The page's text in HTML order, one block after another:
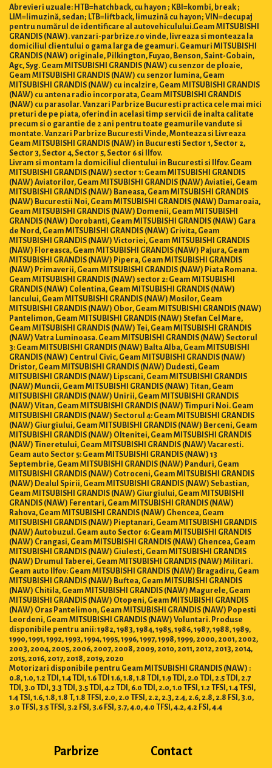
Abrevieri uzuale: HTB=hatchback, cu hayon ; KBI=kombi, break ;
LIM=limuzină, sedan; LTB=liftback, limuzină cu hayon; VIN=decupaj
pentru numărul de identificare al autovehiculului.Geam MITSUBISHI
GRANDIS (NAW). vanzari-parbrize.ro vinde, livreaza si monteaza la
domiciliul clientului o gama larga de geamuri. Geamuri MITSUBISHI
GRANDIS (NAW) originale, Pilkington, Fuyao, Benson, Saint-Gobain,
Agc, Syg. Geam MITSUBISHI GRANDIS (NAW) cu senzor de ploaie,
Geam MITSUBISHI GRANDIS (NAW) cu senzor lumina, Geam
MITSUBISHI GRANDIS (NAW) cu incalzire, Geam MITSUBISHI GRANDIS
(NAW) cu antena radio incorporata, Geam MITSUBISHI GRANDIS
(NAW) cu parasolar. Vanzari Parbrize Bucuresti practica cele mai mici
preturi de pe piata, oferind in acelasi timp servicii de inalta calitate
precum si o garantie de 2 ani pentru toate geamurile vandute si
montate. Vanzari Parbrize Bucuresti Vinde, Monteaza si Livreaza
Geam MITSUBISHI GRANDIS (NAW) in Bucuresti Sector 1, Sector 2,
Sector 3, Sector 4, Sector 5, Sector 6 si Ilfov.
Livram si montam la domiciliul clientului in Bucuresti si Ilfov. Geam
MITSUBISHI GRANDIS (NAW) sector 1: Geam MITSUBISHI GRANDIS
(NAW) Aviatorilor, Geam MITSUBISHI GRANDIS (NAW) Aviatiei, Geam
MITSUBISHI GRANDIS (NAW) Baneasa, Geam MITSUBISHI GRANDIS
(NAW) Bucurestii Noi, Geam MITSUBISHI GRANDIS (NAW) Damaroaia,
Geam MITSUBISHI GRANDIS (NAW) Domenii, Geam MITSUBISHI
GRANDIS (NAW) Dorobanti, Geam MITSUBISHI GRANDIS (NAW) Gara
de Nord, Geam MITSUBISHI GRANDIS (NAW) Grivita, Geam
MITSUBISHI GRANDIS (NAW) Victoriei, Geam MITSUBISHI GRANDIS
(NAW) Floreasca, Geam MITSUBISHI GRANDIS (NAW) Pajura, Geam
MITSUBISHI GRANDIS (NAW) Pipera, Geam MITSUBISHI GRANDIS
(NAW) Primaverii, Geam MITSUBISHI GRANDIS (NAW) Piata Romana.
Geam MITSUBISHI GRANDIS (NAW) sector 2: Geam MITSUBISHI
GRANDIS (NAW) Colentina, Geam MITSUBISHI GRANDIS (NAW)
Iancului, Geam MITSUBISHI GRANDIS (NAW) Mosilor, Geam
MITSUBISHI GRANDIS (NAW) Obor, Geam MITSUBISHI GRANDIS (NAW)
Pantelimon, Geam MITSUBISHI GRANDIS (NAW) Stefan Cel Mare,
Geam MITSUBISHI GRANDIS (NAW) Tei, Geam MITSUBISHI GRANDIS
(NAW) Vatra Luminoasa. Geam MITSUBISHI GRANDIS (NAW) Sectorul
3: Geam MITSUBISHI GRANDIS (NAW) Balta Alba, Geam MITSUBISHI
GRANDIS (NAW) Centrul Civic, Geam MITSUBISHI GRANDIS (NAW)
Dristor, Geam MITSUBISHI GRANDIS (NAW) Dudesti, Geam
MITSUBISHI GRANDIS (NAW) Lipscani, Geam MITSUBISHI GRANDIS
(NAW) Muncii, Geam MITSUBISHI GRANDIS (NAW) Titan, Geam
MITSUBISHI GRANDIS (NAW) Unirii, Geam MITSUBISHI GRANDIS
(NAW) Vitan, Geam MITSUBISHI GRANDIS (NAW) Timpuri Noi. Geam
MITSUBISHI GRANDIS (NAW) Sectorul 4: Geam MITSUBISHI GRANDIS
(NAW) Giurgiului, Geam MITSUBISHI GRANDIS (NAW) Berceni, Geam
MITSUBISHI GRANDIS (NAW) Oltenitei, Geam MITSUBISHI GRANDIS
(NAW) Tineretului, Geam MITSUBISHI GRANDIS (NAW) Vacaresti.
Geam auto Sector 5: Geam MITSUBISHI GRANDIS (NAW) 13
Septembrie, Geam MITSUBISHI GRANDIS (NAW) Panduri, Geam
MITSUBISHI GRANDIS (NAW) Cotroceni, Geam MITSUBISHI GRANDIS
(NAW) Dealul Spirii, Geam MITSUBISHI GRANDIS (NAW) Sebastian,
Geam MITSUBISHI GRANDIS (NAW) Giurgiului, Geam MITSUBISHI
GRANDIS (NAW) Ferentari, Geam MITSUBISHI GRANDIS (NAW)
Rahova, Geam MITSUBISHI GRANDIS (NAW) Ghencea, Geam
MITSUBISHI GRANDIS (NAW) Pieptanari, Geam MITSUBISHI GRANDIS
(NAW) Autobuzul. Geam auto Sector 6: Geam MITSUBISHI GRANDIS
(NAW) Crangasi, Geam MITSUBISHI GRANDIS (NAW) Ghencea, Geam
MITSUBISHI GRANDIS (NAW) Giulesti, Geam MITSUBISHI GRANDIS
(NAW) Drumul Taberei, Geam MITSUBISHI GRANDIS (NAW) Militari.
Geam auto Ilfov: Geam MITSUBISHI GRANDIS (NAW) Bragadiru, Geam
MITSUBISHI GRANDIS (NAW) Buftea, Geam MITSUBISHI GRANDIS
(NAW) Chitila, Geam MITSUBISHI GRANDIS (NAW) Magurele, Geam
MITSUBISHI GRANDIS (NAW) Otopeni, Geam MITSUBISHI GRANDIS
(NAW) Oras Pantelimon, Geam MITSUBISHI GRANDIS (NAW) Popesti
Leordeni, Geam MITSUBISHI GRANDIS (NAW) Voluntari. Produse
disponibile pentru anii: 1982, 1983, 1984, 1985, 1986, 1987, 1988, 1989,
1990, 1991, 1992, 1993, 1994, 1995, 1996, 1997, 1998, 1999, 2000, 2001, 2002,
2003, 2004, 2005, 2006, 2007, 2008, 2009, 2010, 2011, 2012, 2013, 2014,
2015, 2016, 2017, 2018, 2019, 2020
Motorizari disponibile pentru Geam MITSUBISHI GRANDIS (NAW) :
0.8, 1.0, 1.2 TDI, 1.4 TDI, 1.6 TDI 1.6, 1.8, 1.8 TDI, 1.9 TDI, 2.0 TDI, 2.5 TDI, 2.7
TDI, 3.0 TDI, 3.3 TDI, 3.5 TDI, 4.2 TDI, 6.0 TDI, 2.0, 1.0 TFSI, 1.2 TFSI, 1.4 TFSI,
1.4 TSI, 1.6, 1.8, 1.8 T, 1.8 TFSI, 2.0, 2.0 TFSI, 2.2, 2.3, 2.4, 2.6, 2.8, 2.8 FSI, 3.0,
3.0 TFSI, 3.5 TFSI, 3.2 FSI, 3.6 FSI, 3.7, 4.0, 4.0 TFSI, 4.2, 4.2 FSI, 4.4
Parbrize Contact